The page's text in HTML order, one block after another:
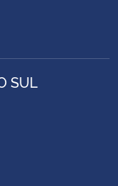
SUL